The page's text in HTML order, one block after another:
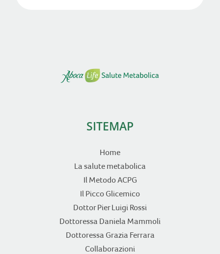
SITEMAP
Home
La salute metabolica
Il Metodo ACPG
Il Picco Glicemico
Dottor Pier Luigi Rossi
Dottoressa Daniela Mammoli
Dottoressa Grazia Ferrara
Collaborazioni